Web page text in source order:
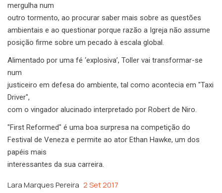
mergulha num
outro tormento, ao procurar saber mais sobre as questões
ambientais e ao questionar porque razão a Igreja não assume
posição firme sobre um pecado à escala global.
Alimentado por uma fé ‘explosiva’, Toller vai transformar-se
num
justiceiro em defesa do ambiente, tal como acontecia em "Taxi
Driver",
com o vingador alucinado interpretado por Robert de Niro.
"First Reformed" é uma boa surpresa na competição do
Festival de Veneza e permite ao ator Ethan Hawke, um dos
papéis mais
interessantes da sua carreira.
Lara Marques Pereira 2 Set 2017